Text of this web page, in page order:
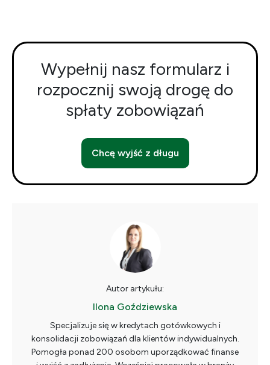
Wypełnij nasz formularz i
rozpocznij swoją drogę do
spłaty zobowiązań
Chcę wyjść z długu
Autor artykułu:
Ilona Goździewska
Specjalizuje się w kredytach gotówkowych i
konsolidacji zobowiązań dla klientów indywidualnych.
Pomogła ponad 200 osobom uporządkować finanse